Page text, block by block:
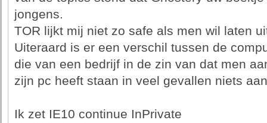
jongens.
TOR lijkt mij niet zo safe als men wil laten
Uiteraard is er een verschil tussen de
die van een bedrijf in de zin van dat men
zijn pc heeft staan in veel gevallen niets
Ik zet IE10 continue InPrivate